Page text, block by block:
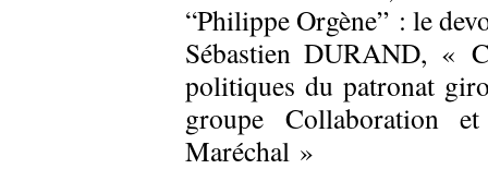
“Philippe Orgène” : le
Sébastien DURAND, «
politiques du patronat
groupe Collaboration
Maréchal »